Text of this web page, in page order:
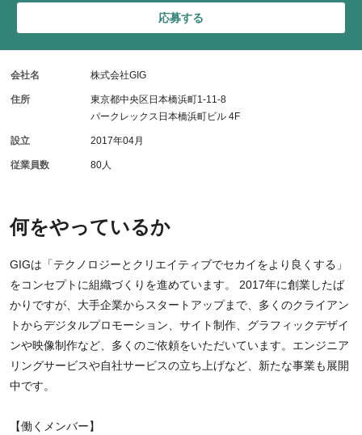
何をやっているか
GIGは「テクノロジーとクリエイティブでセカイをより良くする」
をコンセプトに組織づくりを進めています。 2017年に創業したば
かりですが、大手企業からスタートアップまで、多くのクライアン
トからデジタルプロモーション、サイト制作、グラフィックデザイ
ンや映像制作など、多くのご依頼をいただいています。エンジニア
リングサービスや自社サービスの立ち上げなど、新たな事業も展開
中です。
【働くメンバー】
応募する
会社名 株式会社GIG
住所
東京都中央区日本橋浜町1-11-8
パークレックス日本橋浜町ビル 4F
設立 2017年04月
従業員数 80人